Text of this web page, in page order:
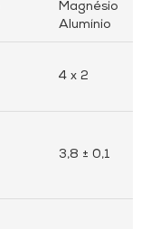
Magnésio
Alumínio
4 x 2
3,8 ± 0,1